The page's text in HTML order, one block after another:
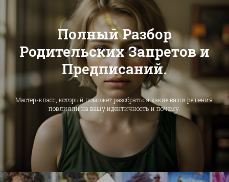
Полный Разбор
Родительских Запретов и
Предписаний.
Мастер-класс, который поможет разобраться какие ваши решения
повлияли на вашу идентичность и почему.